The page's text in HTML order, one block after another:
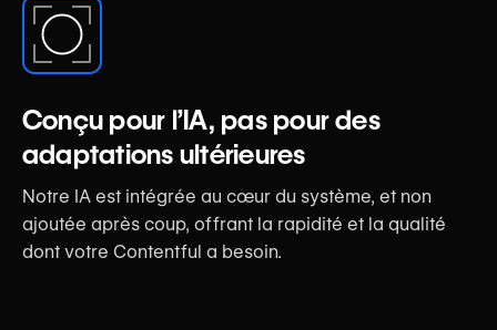
Conçu pour l’IA, pas pour des
adaptations ultérieures
Notre IA est intégrée au cœur du système, et non
ajoutée après coup, offrant la rapidité et la qualité
dont votre Contentful a besoin.